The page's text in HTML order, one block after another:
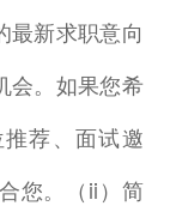
最新求职意向
会。如果您希
荐、面试邀
您。（ii）简